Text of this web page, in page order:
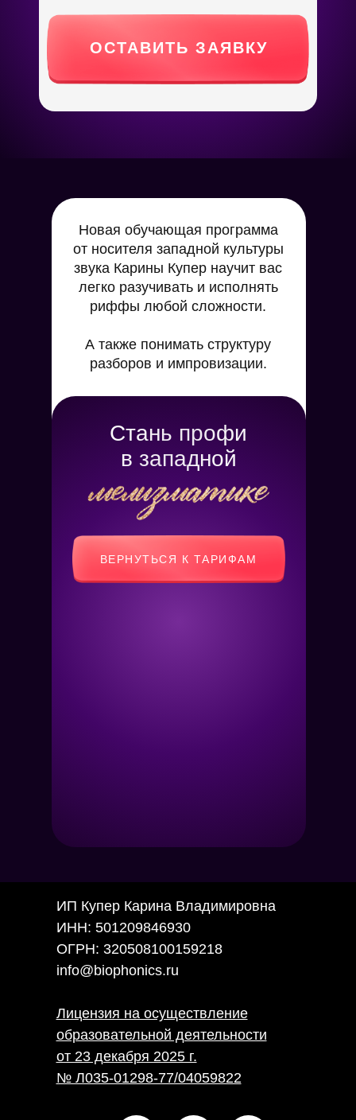
ОСТАВИТЬ ЗАЯВКУ
Новая обучающая программа
от носителя западной культуры
звука Карины Купер научит вас
легко разучивать и исполнять
риффы любой сложности.
А также понимать структуру
разборов и импровизации.
ВЕРНУТЬСЯ К ТАРИФАМ
Стань профи
в западной
ИП Купер Карина Владимировна
ИНН: 501209846930
ОГРН: 320508100159218
info@biophonics.ru
Лицензия на осуществление
образовательной деятельности
от 23 декабря 2025 г.
№ Л035-01298-77/04059822